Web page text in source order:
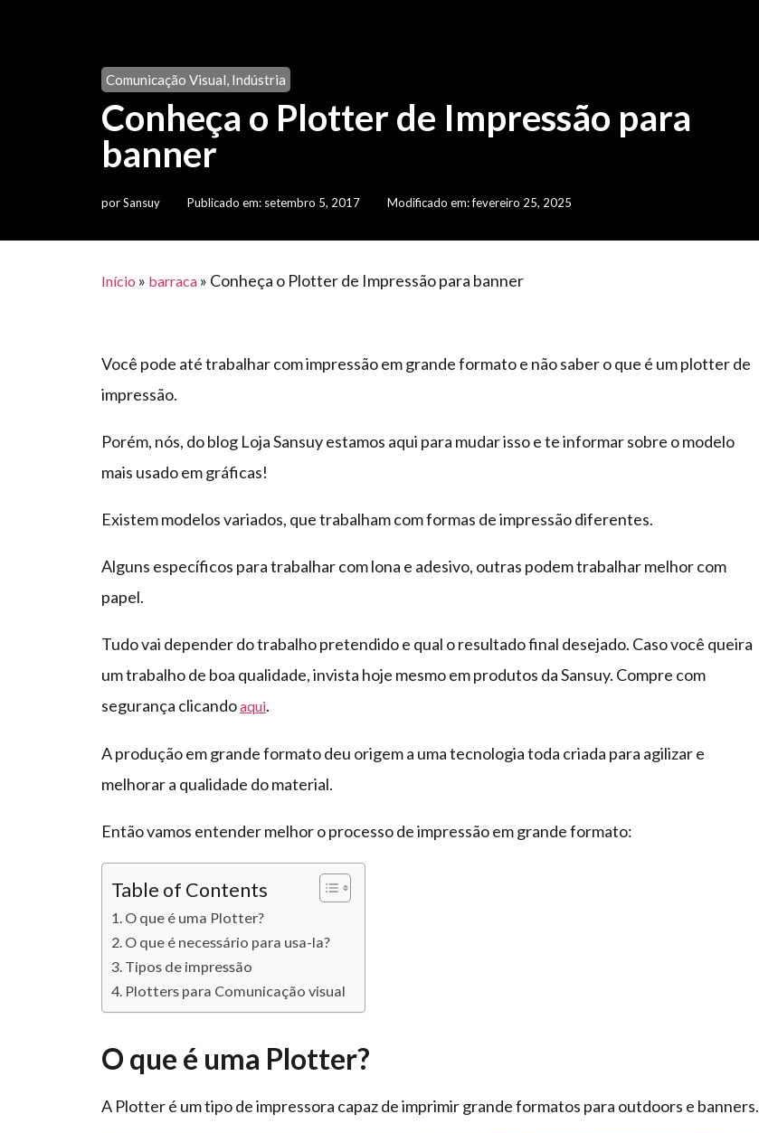
Comunicação Visual, Indústria
Conheça o Plotter de Impressão para
banner
porSansuy Publicado em: setembro 5, 2017 Modificado em: fevereiro 25, 2025
Início » barraca » Conheça o Plotter de Impressão para banner
Você pode até trabalhar com impressão em grande formato e não saber o que é um plotter de
impressão.
Porém, nós, do blog Loja Sansuy estamos aqui para mudar isso e te informar sobre o modelo
mais usado em gráficas!
Existem modelos variados, que trabalham com formas de impressão diferentes.
Alguns específicos para trabalhar com lona e adesivo, outras podem trabalhar melhor com
papel.
Tudo vai depender do trabalho pretendido e qual o resultado final desejado. Caso você queira
um trabalho de boa qualidade, invista hoje mesmo em produtos da Sansuy. Compre com
segurança clicandoaqui.
A produção em grande formato deu origem a uma tecnologia toda criada para agilizar e
melhorar a qualidade do material.
Então vamos entender melhor o processo de impressão em grande formato:
Table of Contents
O que é uma Plotter?
O que é necessário para usa-la?
Tipos de impressão
Plotters para Comunicação visual
O que é uma Plotter?
A Plotter é um tipo de impressora capaz de imprimir grande formatos para outdoors e banners.